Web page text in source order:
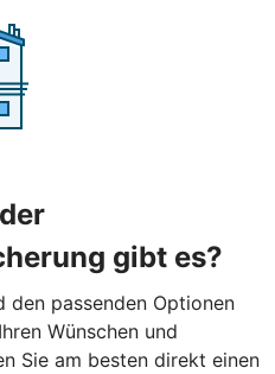
gibt es?
den passenden Optionen
Wünschen und
Sie am besten direkt einen